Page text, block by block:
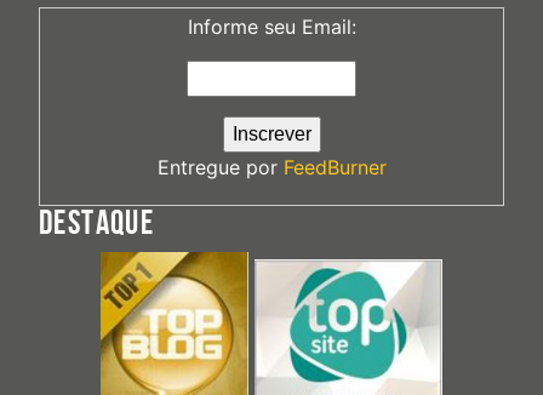
Informe seu Email:
Entregue por FeedBurner
DESTAQUE